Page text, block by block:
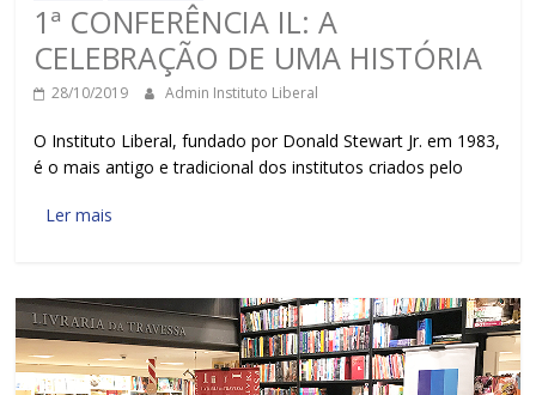
1ª CONFERÊNCIA IL: A
CELEBRAÇÃO DE UMA HISTÓRIA
28/10/2019 Admin Instituto Liberal
O Instituto Liberal, fundado por Donald Stewart Jr. em 1983,
é o mais antigo e tradicional dos institutos criados pelo
Ler mais